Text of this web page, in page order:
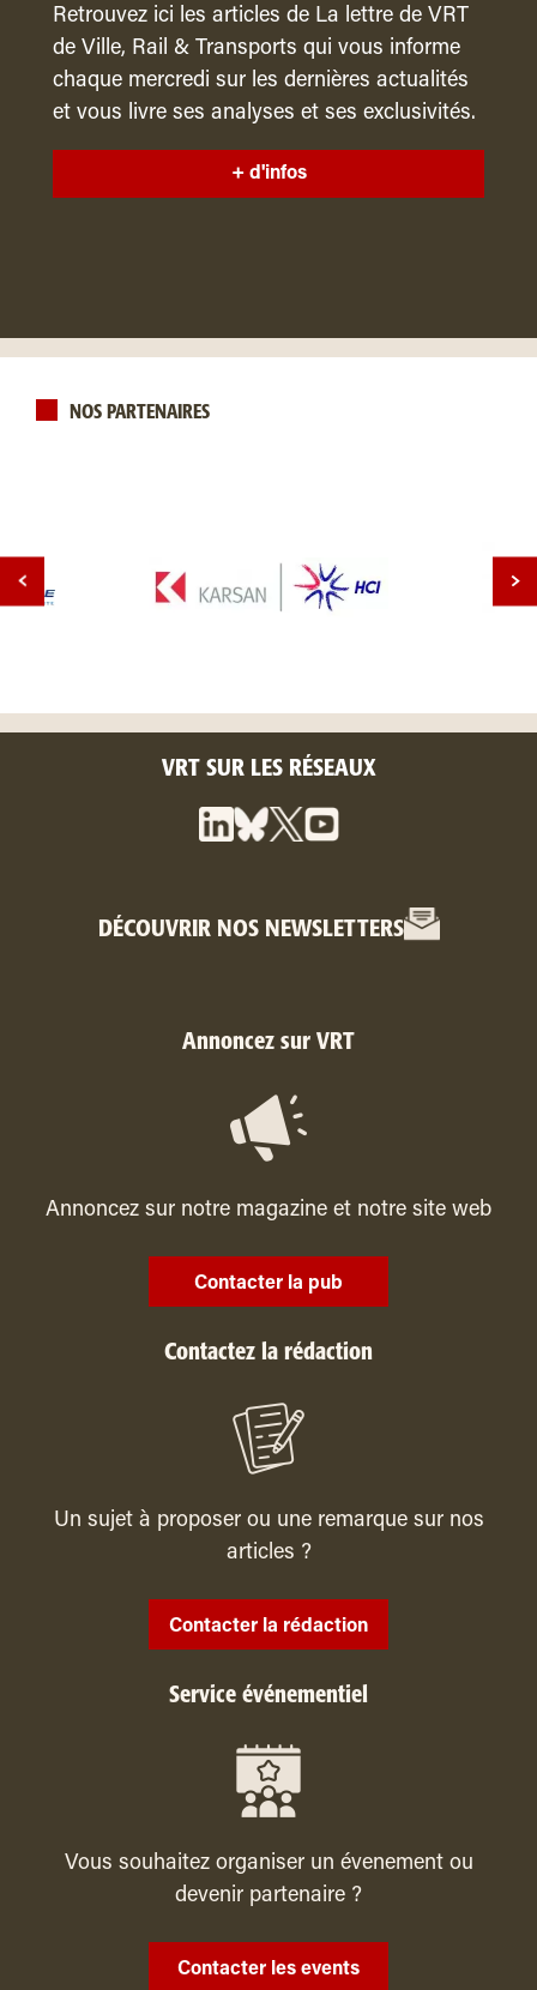
Retrouvez ici les articles de La lettre de VRT
de Ville, Rail & Transports qui vous informe
chaque mercredi sur les dernières actualités
et vous livre ses analyses et ses exclusivités.
+ d'infos
NOS PARTENAIRES
VRT SUR LES RÉSEAUX
DÉCOUVRIR NOS NEWSLETTERS
Annoncez sur VRT
Annoncez sur notre magazine et notre site web
Contacter la pub
Contactez la rédaction
Un sujet à proposer ou une remarque sur nos
articles ?
Contacter la rédaction
Service événementiel
Vous souhaitez organiser un évenement ou
devenir partenaire ?
Contacter les events